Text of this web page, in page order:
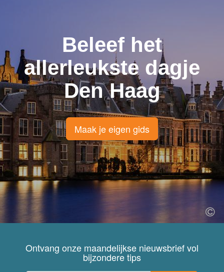
Beleef het
allerleukste dagje
Den Haag
Maak je eigen gids
Ontvang onze maandelijkse nieuwsbrief vol
bijzondere tips